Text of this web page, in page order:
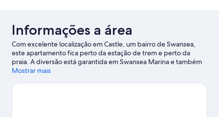
Informações a área
Com excelente localização em Castle, um bairro de Swansea,
este apartamento fica perto da estação de trem e perto da
praia. A diversão está garantida em Swansea Marina e também
em áreas repletas de beleza natural, como Praia de Swansea e
estiver na cidade? Confira a programação de Swansea.com
Mostrar mais